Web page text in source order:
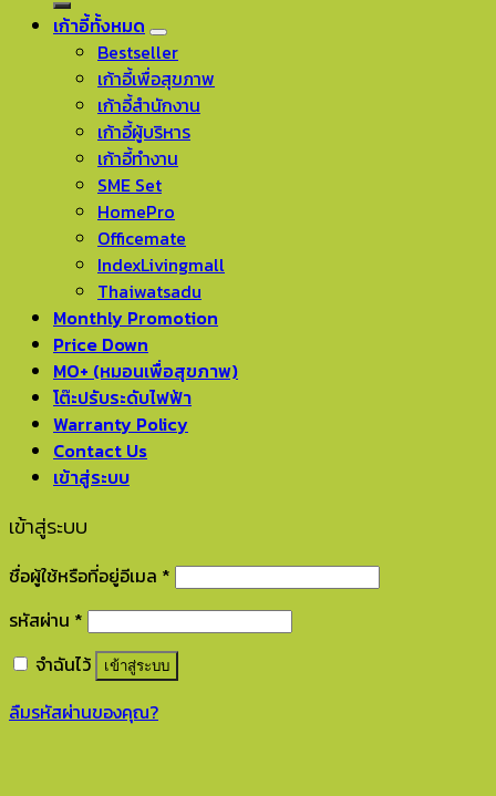
เก้าอี้ทั้งหมด
Bestseller
เก้าอี้เพื่อสุขภาพ
เก้าอี้สำนักงาน
เก้าอี้ผู้บริหาร
เก้าอี้ทำงาน
SME Set
HomePro
Officemate
IndexLivingmall
Thaiwatsadu
Monthly Promotion
Price Down
MO+ (หมอนเพื่อสุขภาพ)
โต๊ะปรับระดับไฟฟ้า
Warranty Policy
Contact Us
เข้าสู่ระบบ
เข้าสู่ระบบ
ชื่อผู้ใช้หรือที่อยู่อีเมล *
รหัสผ่าน *
จำฉันไว้
เข้าสู่ระบบ
ลืมรหัสผ่านของคุณ?